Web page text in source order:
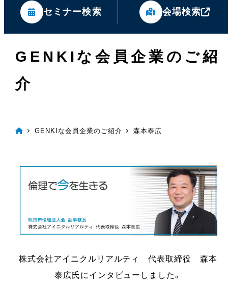
セミナー検索 会場検索
GENKIな会員企業のご紹
介
GENKIな会員企業のご紹介 森本泰広
株式会社アイニクルリアルティ 代表取締役 森本
泰広氏にインタビューしました。